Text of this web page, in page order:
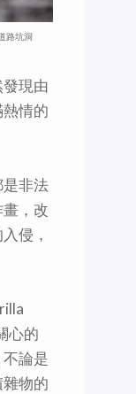
路坑洞
現由
情的
非法
，改
侵，
心的
論是
物的